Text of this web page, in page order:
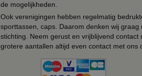
de mogelijkheden.
Ook verenigingen hebben regelmatig
sporttassen, caps. Daarom denken wij
stichting. Neem gerust en vrijblijvend
grotere aantallen altijd even contact met